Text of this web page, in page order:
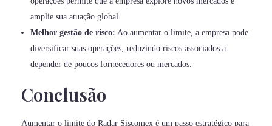
amplie sua atuação global.
Melhor gestão de risco: Ao aumentar o limite, a empresa pode
diversificar suas operações, reduzindo riscos associados a
depender de poucos fornecedores ou mercados.
Conclusão
Aumentar o limite do Radar Siscomex é um passo estratégico para